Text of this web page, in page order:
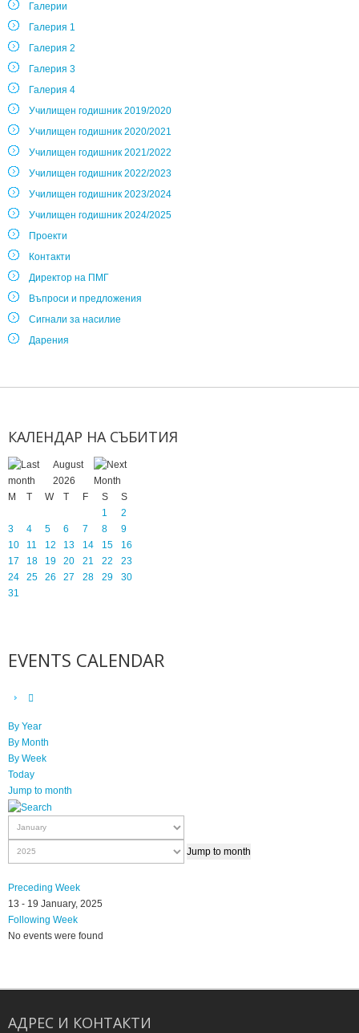
Галерии
Галерия 1
Галерия 2
Галерия 3
Галерия 4
Училищен годишник 2019/2020
Училищен годишник 2020/2021
Училищен годишник 2021/2022
Училищен годишник 2022/2023
Училищен годишник 2023/2024
Училищен годишник 2024/2025
Проекти
Контакти
Директор на ПМГ
Въпроси и предложения
Сигнали за насилие
Дарения
КАЛЕНДАР НА СЪБИТИЯ
August
2026
M
T W T F S
S
1
2
3
4 5 6 7 8
9
10
11 12 13 14 15
16
17
18 19 20 21 22
23
24
25 26 27 28 29
30
31
EVENTS CALENDAR
By Year
By Month
By Week
Today
Jump to month
Jump to month
Preceding Week
13 - 19 January, 2025
Following Week
No events were found
АДРЕС И КОНТАКТИ